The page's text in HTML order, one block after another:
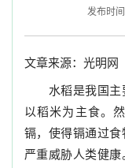
发布时间
文章来源：光明
水稻是我国主
以稻米为主食。
镉，使得镉通过食
严重威胁人类健